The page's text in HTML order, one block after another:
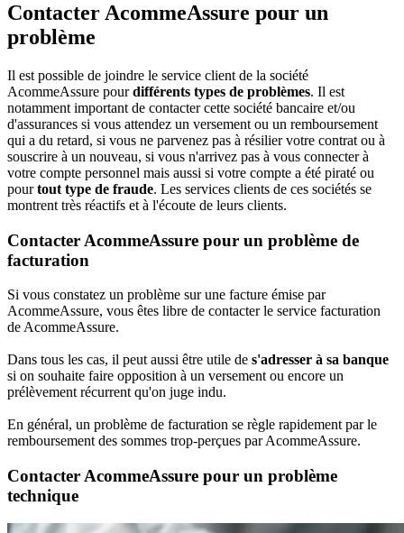
Contacter AcommeAssure pour un
problème
Il est possible de joindre le service client de la société
AcommeAssure pourdifférents types de problèmes. Il est
notamment important de contacter cette société bancaire et/ou
d'assurances si vous attendez un versement ou un remboursement
qui a du retard, si vous ne parvenez pas à résilier votre contrat ou à
souscrire à un nouveau, si vous n'arrivez pas à vous connecter à
votre compte personnel mais aussi si votre compte a été piraté ou
pourtout type de fraude. Les services clients de ces sociétés se
montrent très réactifs et à l'écoute de leurs clients.
Contacter AcommeAssure pour un problème de
facturation
Si vous constatez un problème sur une facture émise par
AcommeAssure, vous êtes libre de contacter le service facturation
de AcommeAssure.
Dans tous les cas, il peut aussi être utile de s'adresser à sa banque
si on souhaite faire opposition à un versement ou encore un
prélèvement récurrent qu'on juge indu.
En général, un problème de facturation se règle rapidement par le
remboursement des sommes trop-perçues par AcommeAssure.
Contacter AcommeAssure pour un problème
technique